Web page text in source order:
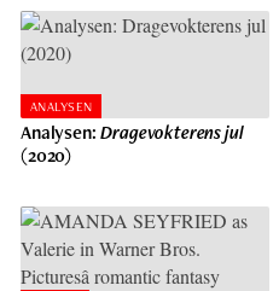
ANALYSEN
Analysen: Dragevokterens jul
(2020)